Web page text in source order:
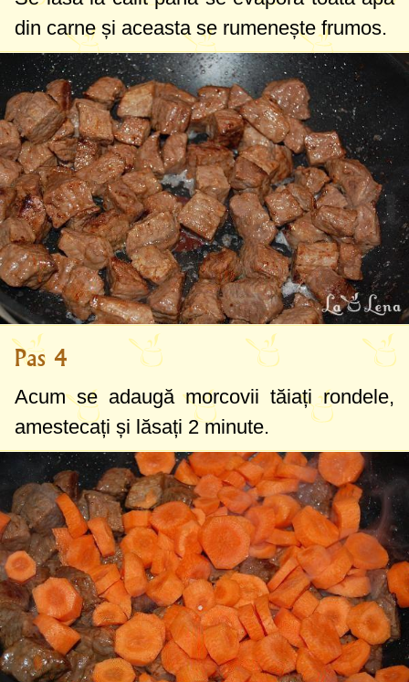
din carne și aceasta se rumenește frumos.
Pas 4
Acum se adaugă morcovii tăiați rondele,
amestecați și lăsați 2 minute.